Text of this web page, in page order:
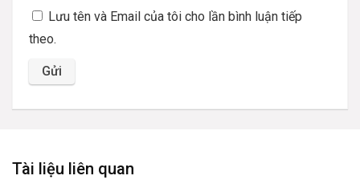
Lưu tên và Email của tôi cho lần bình luận tiếp
theo.
Tài liệu liên quan